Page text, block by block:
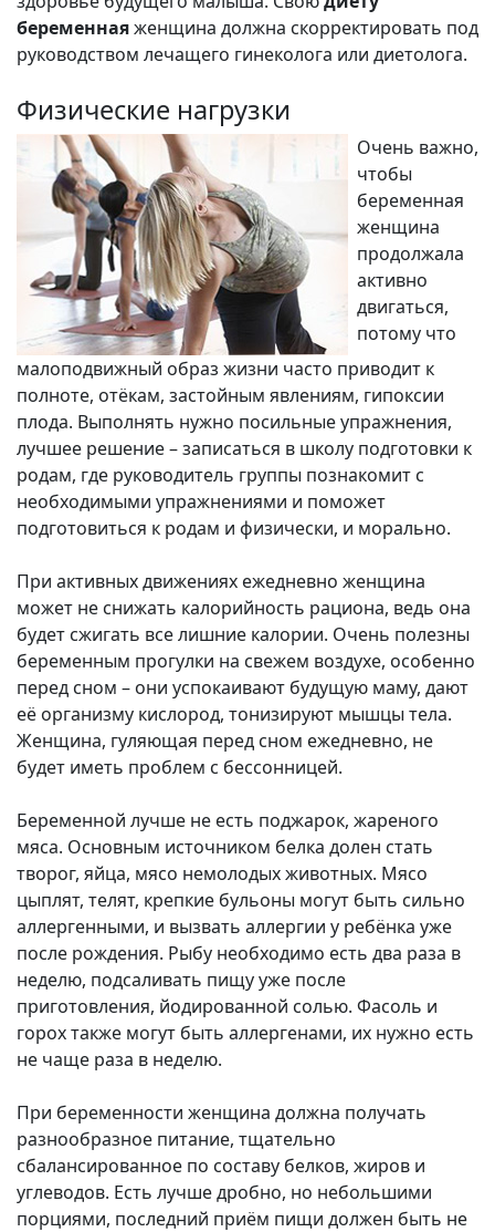
беременнаяженщина должна скорректировать под
руководством лечащего гинеколога или диетолога.
Физические нагрузки
Очень важно,
чтобы
беременная
женщина
продолжала
активно
двигаться,
потому что
малоподвижный образ жизни часто приводит к
полноте, отёкам, застойным явлениям, гипоксии
плода. Выполнять нужно посильные упражнения,
лучшее решение – записаться в школу подготовки к
родам, где руководитель группы познакомит с
необходимыми упражнениями и поможет
подготовиться к родам и физически, и морально.
При активных движениях ежедневно женщина
может не снижать калорийность рациона, ведь она
будет сжигать все лишние калории. Очень полезны
беременным прогулки на свежем воздухе, особенно
перед сном – они успокаивают будущую маму, дают
её организму кислород, тонизируют мышцы тела.
Женщина, гуляющая перед сном ежедневно, не
будет иметь проблем с бессонницей.
Беременной лучше не есть поджарок, жареного
мяса. Основным источником белка долен стать
творог, яйца, мясо немолодых животных. Мясо
цыплят, телят, крепкие бульоны могут быть сильно
аллергенными, и вызвать аллергии у ребёнка уже
после рождения. Рыбу необходимо есть два раза в
неделю, подсаливать пищу уже после
приготовления, йодированной солью. Фасоль и
горох также могут быть аллергенами, их нужно есть
не чаще раза в неделю.
При беременности женщина должна получать
разнообразное питание, тщательно
сбалансированное по составу белков, жиров и
углеводов. Есть лучше дробно, но небольшими
порциями, последний приём пищи должен быть не